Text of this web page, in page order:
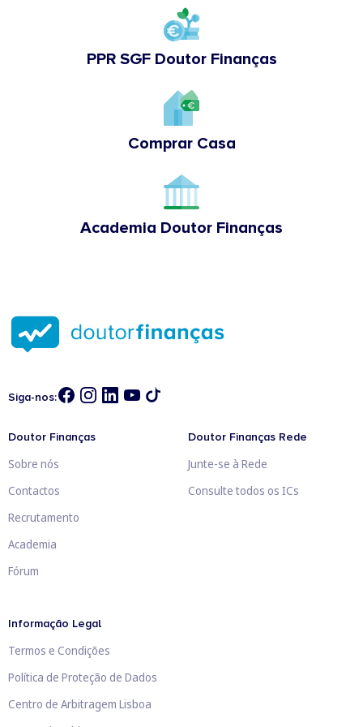
PPR SGF Doutor Finanças
Comprar Casa
Academia Doutor Finanças
Siga-nos:
Doutor Finanças
Sobre nós
Contactos
Recrutamento
Academia
Fórum
Doutor Finanças Rede
Junte-se à Rede
Consulte todos os ICs
Informação Legal
Termos e Condições
Política de Proteção de Dados
Centro de Arbitragem Lisboa